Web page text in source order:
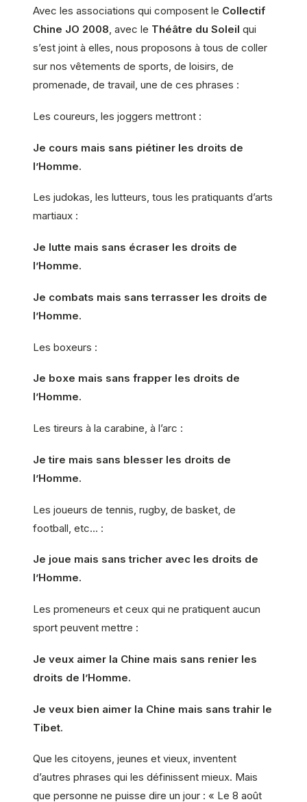
Avec les associations qui composent le Collectif
Chine JO 2008, avec le Théâtre du Soleil qui
s’est joint à elles, nous proposons à tous de coller
sur nos vêtements de sports, de loisirs, de
promenade, de travail, une de ces phrases :
Les coureurs, les joggers mettront :
Je cours mais sans piétiner les droits de
l’Homme.
Les judokas, les lutteurs, tous les pratiquants d’arts
martiaux :
Je lutte mais sans écraser les droits de
l’Homme.
Je combats mais sans terrasser les droits de
l’Homme.
Les boxeurs :
Je boxe mais sans frapper les droits de
l’Homme.
Les tireurs à la carabine, à l’arc :
Je tire mais sans blesser les droits de
l’Homme.
Les joueurs de tennis, rugby, de basket, de
football, etc… :
Je joue mais sans tricher avec les droits de
l’Homme.
Les promeneurs et ceux qui ne pratiquent aucun
sport peuvent mettre :
Je veux aimer la Chine mais sans renier les
droits de l’Homme.
Je veux bien aimer la Chine mais sans trahir le
Tibet.
Que les citoyens, jeunes et vieux, inventent
d’autres phrases qui les définissent mieux. Mais
que personne ne puisse dire un jour : « Le 8 août